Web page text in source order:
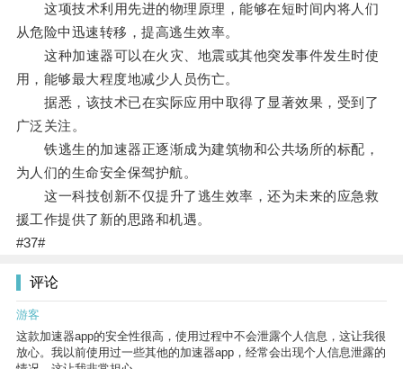
这项技术利用先进的物理原理，能够在短时间内将人们
从危险中迅速转移，提高逃生效率。
这种加速器可以在火灾、地震或其他突发事件发生时使
用，能够最大程度地减少人员伤亡。
据悉，该技术已在实际应用中取得了显著效果，受到了
广泛关注。
铁逃生的加速器正逐渐成为建筑物和公共场所的标配，
为人们的生命安全保驾护航。
这一科技创新不仅提升了逃生效率，还为未来的应急救
援工作提供了新的思路和机遇。
#37#
评论
游客
这款加速器app的安全性很高，使用过程中不会泄露个人信息，这让我很
放心。我以前使用过一些其他的加速器app，经常会出现个人信息泄露的